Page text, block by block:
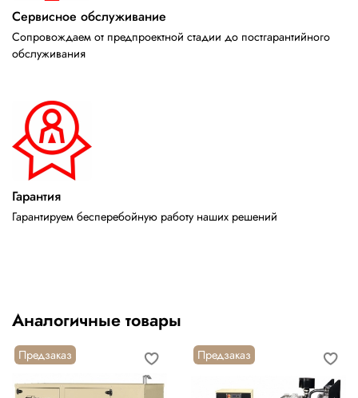
Сервисное обслуживание
Сопровождаем от предпроектной стадии до постгарантийного
обслуживания
Гарантия
Гарантируем бесперебойную работу наших решений
Аналогичные товары
Предзаказ Предзаказ